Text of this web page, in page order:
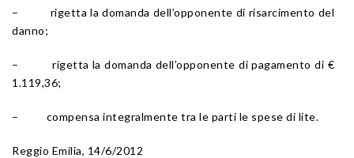
– rigetta la domanda dell’opponente di risarcimento del
danno;
– rigetta la domanda dell’opponente di pagamento di €
1.119,36;
– compensa integralmente tra le parti le spese di lite.
Reggio Emilia, 14/6/2012